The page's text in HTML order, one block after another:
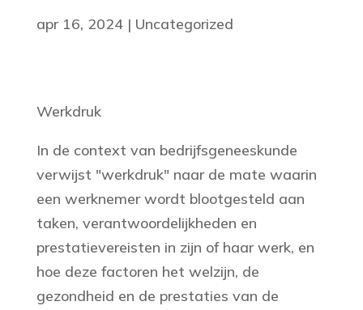
apr 16, 2024| Uncategorized
Werkdruk
In de context van bedrijfsgeneeskunde
verwijst "werkdruk" naar de mate waarin
een werknemer wordt blootgesteld aan
taken, verantwoordelijkheden en
prestatievereisten in zijn of haar werk, en
hoe deze factoren het welzijn, de
gezondheid en de prestaties van de